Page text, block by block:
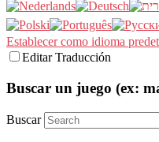
Establecer como idioma
Editar Traducción
Buscar un juego (ex:
Buscar